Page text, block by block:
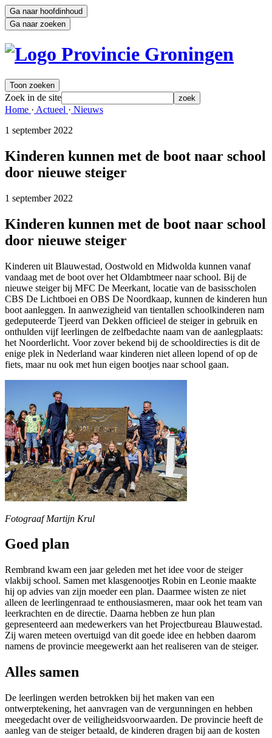
Ga naar hoofdinhoud
Ga naar zoeken
Toon zoeken
Zoek in de site zoek
Home · Actueel · Nieuws
1 september 2022
Kinderen kunnen met de boot naar school
door nieuwe steiger
1 september 2022
Kinderen kunnen met de boot naar school
door nieuwe steiger
Kinderen uit Blauwestad, Oostwold en Midwolda kunnen vanaf
vandaag met de boot over het Oldambtmeer naar school. Bij de
nieuwe steiger bij MFC De Meerkant, locatie van de basisscholen
CBS De Lichtboei en OBS De Noordkaap, kunnen de kinderen hun
boot aanleggen. In aanwezigheid van tientallen schoolkinderen nam
gedeputeerde Tjeerd van Dekken officieel de steiger in gebruik en
onthulden vijf leerlingen de zelfbedachte naam van de aanlegplaats:
het Noorderlicht. Voor zover bekend bij de schooldirecties is dit de
enige plek in Nederland waar kinderen niet alleen lopend of op de
fiets, maar nu ook met hun eigen bootjes naar school gaan.
Fotograaf Martijn Krul
Goed plan
Rembrand kwam een jaar geleden met het idee voor de steiger
vlakbij school. Samen met klasgenootjes Robin en Leonie maakte
hij op advies van zijn moeder een plan. Daarmee wisten ze niet
alleen de leerlingenraad te enthousiasmeren, maar ook het team van
leerkrachten en de directie. Daarna hebben ze hun plan
gepresenteerd aan medewerkers van het Projectbureau Blauwestad.
Zij waren meteen overtuigd van dit goede idee en hebben daarom
namens de provincie meegewerkt aan het realiseren van de steiger.
Alles samen
De leerlingen werden betrokken bij het maken van een
ontwerptekening, het aanvragen van de vergunningen en hebben
meegedacht over de veiligheidsvoorwaarden. De provincie heeft de
aanleg van de steiger betaald, de kinderen dragen bij aan de kosten